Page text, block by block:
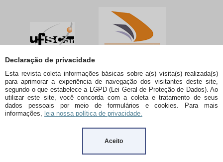
Declaração de privacidade
Esta revista coleta informações básicas sobre a(s) visita(s) realizada(s)
para aprimorar a experiência de navegação dos visitantes deste site,
segundo o que estabelece a LGPD (Lei Geral de Proteção de Dados). Ao
utilizar este site, você concorda com a coleta e tratamento de seus
dados pessoais por meio de formulários e cookies. Para mais
informações, leia nossa política de privacidade.
Aceito